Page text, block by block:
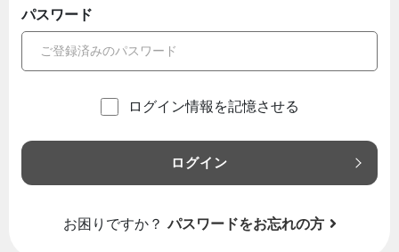
パスワード
ログイン情報を記憶させる
ログイン
お困りですか？ パスワードをお忘れの方